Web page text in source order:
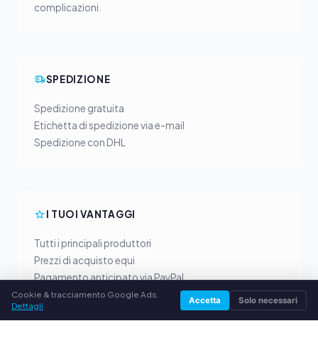
complicazioni.
SPEDIZIONE
Spedizione gratuita
Etichetta di spedizione via e-mail
Spedizione con DHL
I TUOI VANTAGGI
Tutti i principali produttori
Prezzi di acquisto equi
Pagamento anticipato via PayPal
Consulenza personalizzata
Cookie & tracciamento Google Ads.
Dettagli
Accetta Solo necessari